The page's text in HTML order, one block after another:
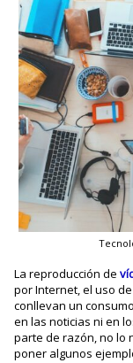
La reproducción de
por Internet, el uso
conllevan un
en las noticias ni en
parte de razón, no lo
poner algunos